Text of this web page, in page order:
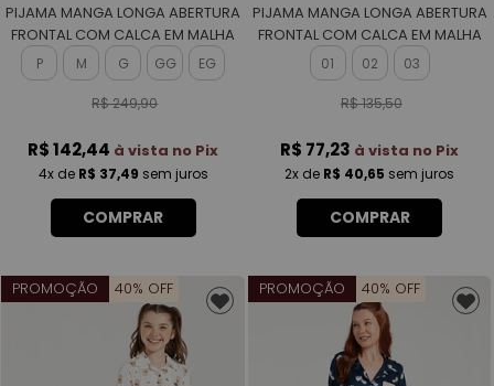
PIJAMA MANGA LONGA ABERTURA
FRONTAL COM CALCA EM MALHA
ROTATIVA FEMININO
P M G GG EG
R$ 249,90
R$ 142,44 à vista no Pix
4xde R$ 37,49 sem juros
COMPRAR
PIJAMA MANGA LONGA ABERTURA
FRONTAL COM CALCA EM MALHA
ROTATIVA UNISSEX
01 02 03
R$ 135,50
R$ 77,23 à vista no Pix
2x de R$ 40,65 sem juros
COMPRAR
PROMOÇÃO 40% OFF PROMOÇÃO 40% OFF